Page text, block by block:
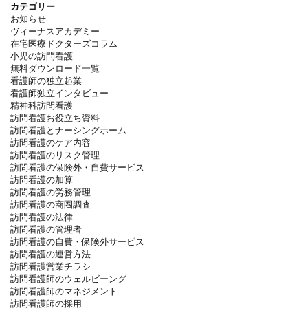
カテゴリー
お知らせ
ヴィーナスアカデミー
在宅医療ドクターズコラム
小児の訪問看護
無料ダウンロード一覧
看護師の独立起業
看護師独立インタビュー
精神科訪問看護
訪問看護お役立ち資料
訪問看護とナーシングホーム
訪問看護のケア内容
訪問看護のリスク管理
訪問看護の保険外・自費サービス
訪問看護の加算
訪問看護の労務管理
訪問看護の商圏調査
訪問看護の法律
訪問看護の管理者
訪問看護の自費・保険外サービス
訪問看護の運営方法
訪問看護営業チラシ
訪問看護師のウェルビーング
訪問看護師のマネジメント
訪問看護師の採用